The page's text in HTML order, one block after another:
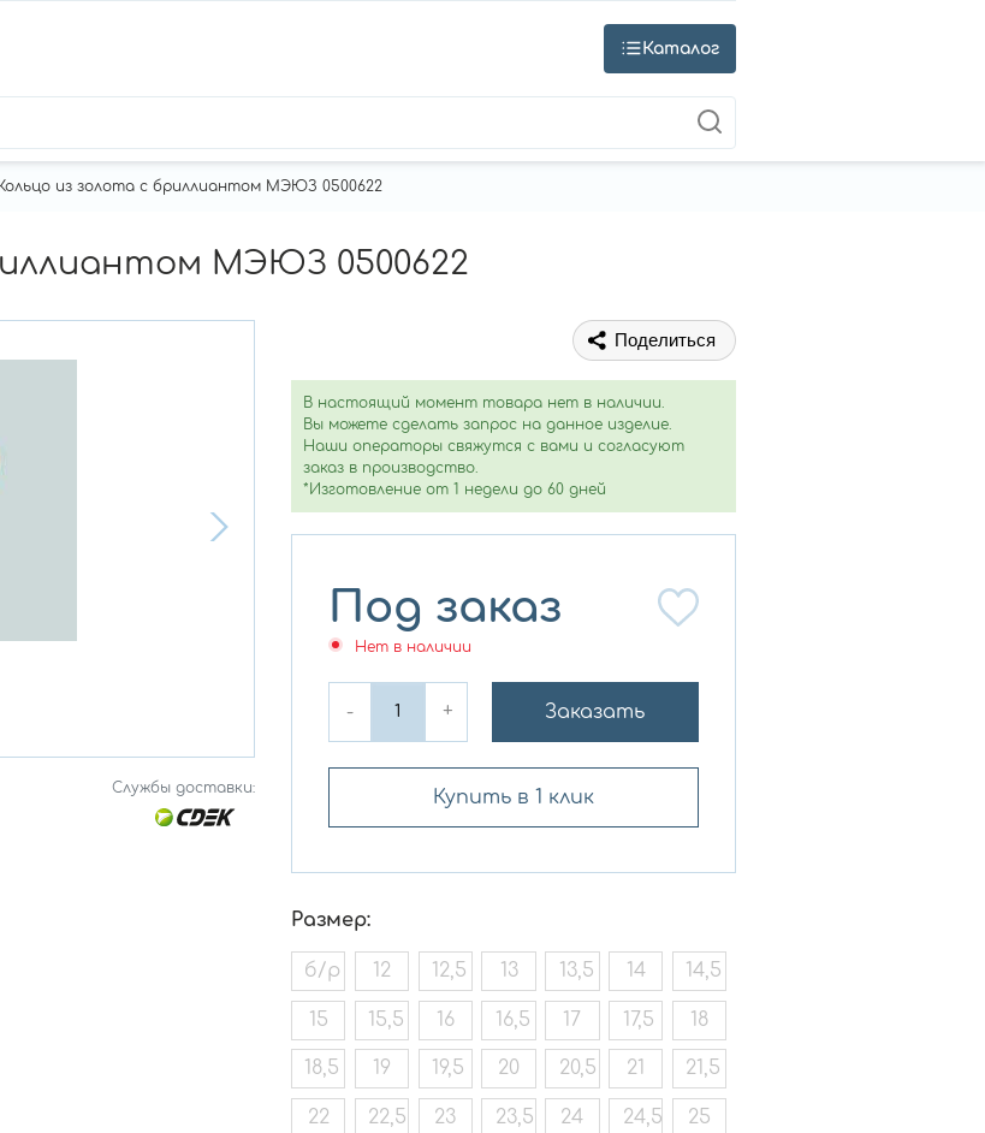
Каталог
Кольцо из золота с бриллиантом МЭЮЗ 0500622
МЭЮЗ 0500622
Службы доставки:
Поделиться
В настоящий момент товара нет в наличии.
Вы можете сделать запрос на данное изделие.
Наши операторы свяжутся с вами и согласуют
заказ в производство.
*Изготовление от 1 недели до 60 дней
Под заказ
Нет в наличии
- + Заказать
Купить в 1 клик
Размер:
б/р 12 12,5 13 13,5 14 14,5
15 15,5 16 16,5 17 17,5 18
18,5 19 19,5 20 20,5 21 21,5
22 22,5 23 23,5 24 24,5 25